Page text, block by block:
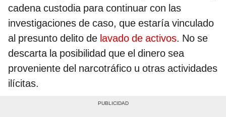
cadena custodia para continuar con las
investigaciones de caso, que estaría vinculado
al presunto delito de lavado de activos. No se
descarta la posibilidad que el dinero sea
proveniente del narcotráfico u otras actividades
ilícitas.